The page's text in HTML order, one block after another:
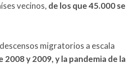
vecinos, de los que 45.000 se
migratorios a escala
y 2009, y la pandemia de la